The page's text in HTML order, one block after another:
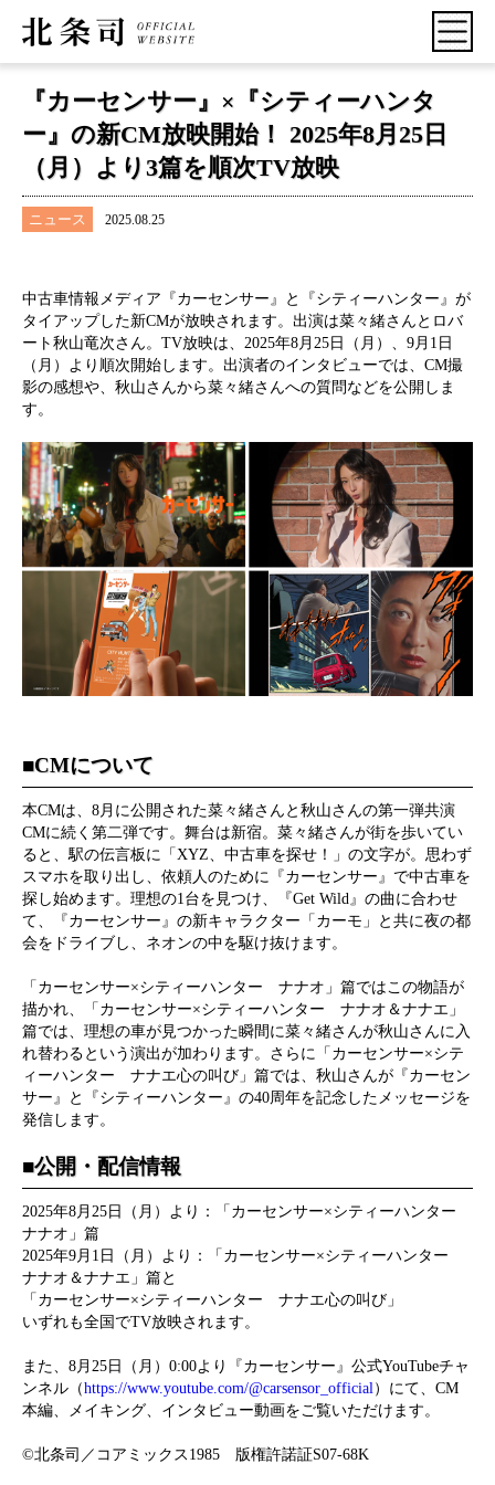
『カーセンサー』×『シティーハンタ
ー』の新CM放映開始！ 2025年8月25日
（月）より3篇を順次TV放映
ニュース 2025.08.25
中古車情報メディア『カーセンサー』と『シティーハンター』が
タイアップした新CMが放映されます。出演は菜々緒さんとロバ
ート秋山竜次さん。TV放映は、2025年8月25日（月）、9月1日
（月）より順次開始します。出演者のインタビューでは、CM撮
影の感想や、秋山さんから菜々緒さんへの質問などを公開しま
す。
■CMについて
本CMは、8月に公開された菜々緒さんと秋山さんの第一弾共演
CMに続く第二弾です。舞台は新宿。菜々緒さんが街を歩いてい
ると、駅の伝言板に「XYZ、中古車を探せ！」の文字が。思わず
スマホを取り出し、依頼人のために『カーセンサー』で中古車を
探し始めます。理想の1台を見つけ、『Get Wild』の曲に合わせ
て、『カーセンサー』の新キャラクター「カーモ」と共に夜の都
会をドライブし、ネオンの中を駆け抜けます。
「カーセンサー×シティーハンター ナナオ」篇ではこの物語が
描かれ、「カーセンサー×シティーハンター ナナオ＆ナナエ」
篇では、理想の車が見つかった瞬間に菜々緒さんが秋山さんに入
れ替わるという演出が加わります。さらに「カーセンサー×シテ
ィーハンター ナナエ心の叫び」篇では、秋山さんが『カーセン
サー』と『シティーハンター』の40周年を記念したメッセージを
発信します。
■公開・配信情報
2025年8月25日（月）より：「カーセンサー×シティーハンター
ナナオ」篇
2025年9月1日（月）より：「カーセンサー×シティーハンター
ナナオ＆ナナエ」篇と
「カーセンサー×シティーハンター ナナエ心の叫び」
いずれも全国でTV放映されます。
また、8月25日（月）0:00より『カーセンサー』公式YouTubeチャ
ンネル（https://www.youtube.com/@carsensor_official）にて、CM
本編、メイキング、インタビュー動画をご覧いただけます。
©北条司／コアミックス1985 版権許諾証S07-68K